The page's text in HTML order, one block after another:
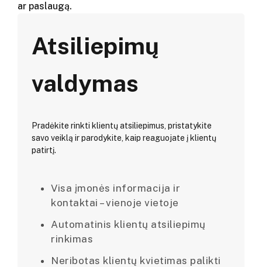
ar paslaugą.
Atsiliepimų
valdymas
Pradėkite rinkti klientų atsiliepimus, pristatykite
savo veiklą ir parodykite, kaip reaguojate į klientų
patirtį.
Visa įmonės informacija ir
kontaktai – vienoje vietoje
Automatinis klientų atsiliepimų
rinkimas
Neribotas klientų kvietimas palikti